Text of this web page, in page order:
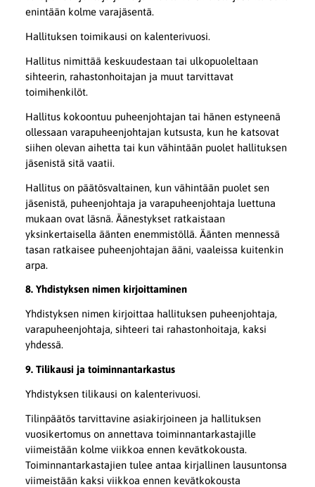
enintään kolme varajäsentä.
Hallituksen toimikausi on kalenterivuosi.
Hallitus nimittää keskuudestaan tai ulkopuoleltaan
sihteerin, rahastonhoitajan ja muut tarvittavat
toimihenkilöt.
Hallitus kokoontuu puheenjohtajan tai hänen estyneenä
ollessaan varapuheenjohtajan kutsusta, kun he katsovat
siihen olevan aihetta tai kun vähintään puolet hallituksen
jäsenistä sitä vaatii.
Hallitus on päätösvaltainen, kun vähintään puolet sen
jäsenistä, puheenjohtaja ja varapuheenjohtaja luettuna
mukaan ovat läsnä. Äänestykset ratkaistaan
yksinkertaisella äänten enemmistöllä. Äänten mennessä
tasan ratkaisee puheenjohtajan ääni, vaaleissa kuitenkin
arpa.
8. Yhdistyksen nimen kirjoittaminen
Yhdistyksen nimen kirjoittaa hallituksen puheenjohtaja,
varapuheenjohtaja, sihteeri tai rahastonhoitaja, kaksi
yhdessä.
9. Tilikausi ja toiminnantarkastus
Yhdistyksen tilikausi on kalenterivuosi.
Tilinpäätös tarvittavine asiakirjoineen ja hallituksen
vuosikertomus on annettava toiminnantarkastajille
viimeistään kolme viikkoa ennen kevätkokousta.
Toiminnantarkastajien tulee antaa kirjallinen lausuntonsa
viimeistään kaksi viikkoa ennen kevätkokousta